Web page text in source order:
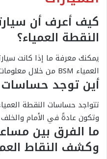
كيف أعرف أن
النقطة العمياء؟
يمكنك معرفة ما إذا كانت
العمياء BSM من خلال معلومات السيارة أو دليل المالك.
أين توجد حساسات
تتواجد حساسات النقطة
وتكون عادةً في الأمام والخلف
ما الفرق بين
وكشف النقاط